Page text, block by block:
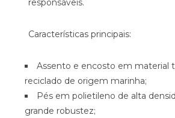
responsáveis.
Características principais:
Assento e encosto em material
reciclado de origem marinha;
Pés em polietileno de alta
grande robustez;